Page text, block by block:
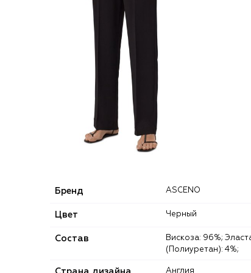
Бренд ASCENO
Цвет Черный
Состав
Вискоза: 96%; Эластан
(Полиуретан): 4%;
Англия